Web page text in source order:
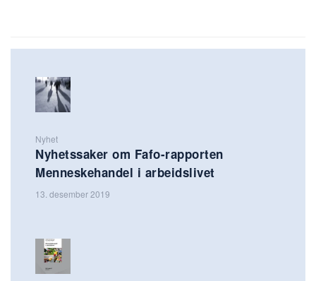
Nyhet
Nyhetssaker om Fafo-rapporten
Menneskehandel i arbeidslivet
13. desember 2019